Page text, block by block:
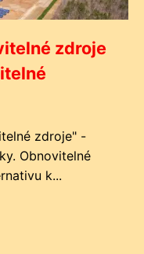
zdroje
zdroje" -
Obnovitelné
k...